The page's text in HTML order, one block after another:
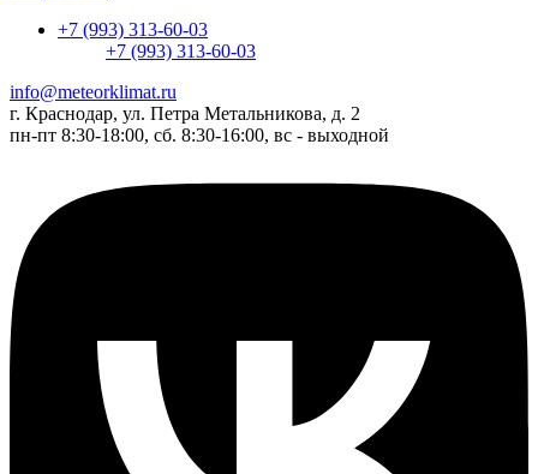
+7 (993) 313-60-03
+7 (993) 313-60-03
info@meteorklimat.ru
г. Краснодар, ул. Петра Метальникова, д. 2
пн-пт 8:30-18:00, сб. 8:30-16:00, вс - выходной